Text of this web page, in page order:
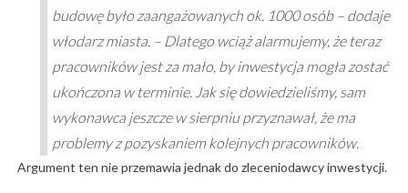
budowę było zaangażowanych ok. 1000 osób – dodaje
włodarz miasta. – Dlatego wciąż alarmujemy, że teraz
pracowników jest za mało, by inwestycja mogła zostać
ukończona w terminie. Jak się dowiedzieliśmy, sam
wykonawca jeszcze w sierpniu przyznawał, że ma
problemy z pozyskaniem kolejnych pracowników.
Argument ten nie przemawia jednak do zleceniodawcy inwestycji.